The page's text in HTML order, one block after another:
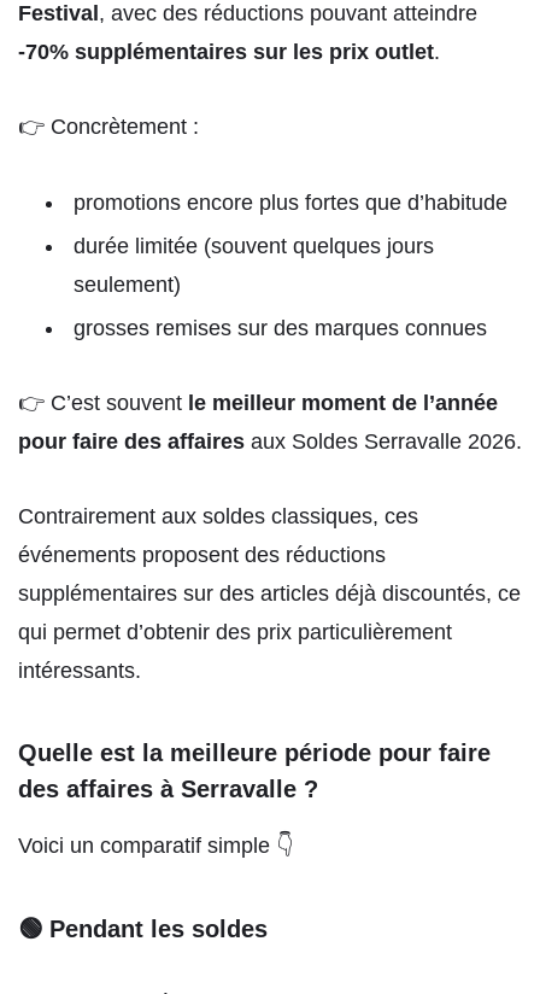
Festival , avec des réductions pouvant atteindre
-70% supplémentaires sur les prix outlet.
👉 Concrètement :
promotions encore plus fortes que d’habitude
durée limitée (souvent quelques jours
seulement)
grosses remises sur des marques connues
👉 C’est souvent le meilleur moment de l’année
pour faire des affaires aux Soldes Serravalle 2026.
Contrairement aux soldes classiques, ces
événements proposent des réductions
supplémentaires sur des articles déjà discountés, ce
qui permet d’obtenir des prix particulièrement
intéressants.
Quelle est la meilleure période pour faire
des affaires à Serravalle ?
Voici un comparatif simple 👇
🟢 Pendant les soldes